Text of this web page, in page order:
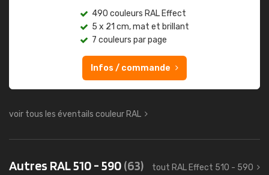
490 couleurs RAL Effect
5 x 21 cm, mat et brillant
7 couleurs par page
Infos / commande
voir tous les éventails couleur RAL
Autres RAL 510 - 590(63) tout RAL Effect 510 - 590